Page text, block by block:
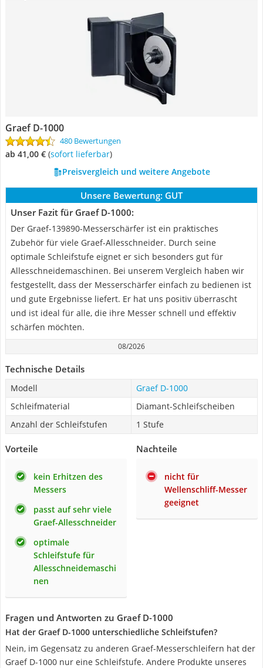
Graef D-1000
480 Bewertungen
ab 41,00 € ( Sofort lieferbar)
Preisvergleich und weitere Angebote
Unsere Bewertung: GUT
Unser Fazit für Graef D-1000:
Der Graef-139890-Messerschärfer ist ein praktisches
Zubehör für viele Graef-Allesschneider. Durch seine
optimale Schleifstufe eignet er sich besonders gut für
Allesschneidemaschinen. Bei unserem Vergleich haben wir
festgestellt, dass der Messerschärfer einfach zu bedienen ist
und gute Ergebnisse liefert. Er hat uns positiv überrascht
und ist ideal für alle, die ihre Messer schnell und effektiv
schärfen möchten.
08/2026
Technische Details
Modell
Graef D-1000
Schleifmaterial
Diamant-Schleifscheiben
Anzahl der Schleifstufen
1 Stufe
Vorteile
kein Erhitzen des
Messers
passt auf sehr viele
Graef-Allesschneider
optimale
Schleifstufe für
Allesschneidemaschi
nen
Nachteile
nicht für
Wellenschliff-Messer
geeignet
Fragen und Antworten zu Graef D-1000
Hat der Graef D-1000 unterschiedliche Schleifstufen?
Nein, im Gegensatz zu anderen Graef-Messerschleifern hat der
Graef D-1000 nur eine Schleifstufe. Andere Produkte unseres